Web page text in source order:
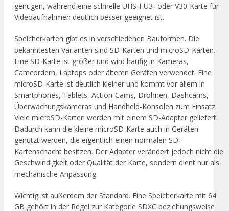
genügen, während eine schnelle UHS-I-U3- oder V30-Karte für
Videoaufnahmen deutlich besser geeignet ist.
Speicherkarten gibt es in verschiedenen Bauformen. Die
bekanntesten Varianten sind SD-Karten und microSD-Karten.
Eine SD-Karte ist größer und wird häufig in Kameras,
Camcordern, Laptops oder älteren Geräten verwendet. Eine
microSD-Karte ist deutlich kleiner und kommt vor allem in
Smartphones, Tablets, Action-Cams, Drohnen, Dashcams,
Überwachungskameras und Handheld-Konsolen zum Einsatz.
Viele microSD-Karten werden mit einem SD-Adapter geliefert.
Dadurch kann die kleine microSD-Karte auch in Geräten
genutzt werden, die eigentlich einen normalen SD-
Kartenschacht besitzen. Der Adapter verändert jedoch nicht die
Geschwindigkeit oder Qualität der Karte, sondern dient nur als
mechanische Anpassung.
Wichtig ist außerdem der Standard. Eine Speicherkarte mit 64
GB gehört in der Regel zur Kategorie SDXC beziehungsweise